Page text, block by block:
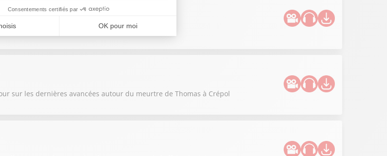
en Gironde auraient-ils pu être évités ?
sur les dernières avancées autour du meurtre de Thomas à Crépol